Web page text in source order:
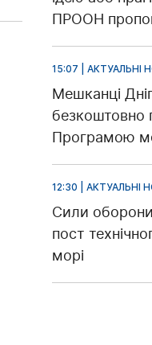
ПРООН
15:07 | АКТУАЛЬНІ
Мешканці
безкоштовно
Програмою
12:30 | АКТУАЛЬНІ
Сили
пост
морі